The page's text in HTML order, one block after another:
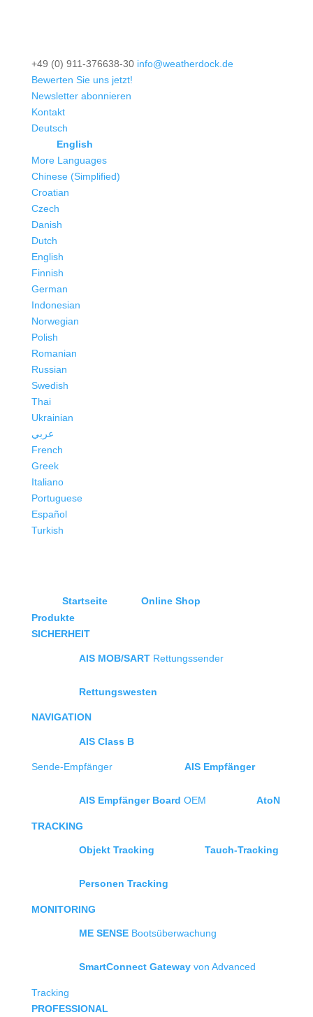
+49 (0) 911-376638-30 info@weatherdock.de
Bewerten Sie uns jetzt!
Newsletter abonnieren
Kontakt
Deutsch
English
More Languages
Chinese (Simplified)
Croatian
Czech
Danish
Dutch
English
Finnish
German
Indonesian
Norwegian
Polish
Romanian
Russian
Swedish
Thai
Ukrainian
عربي
French
Greek
Italiano
Portuguese
Español
Turkish
Startseite
Online Shop
Produkte
SICHERHEIT
AIS MOB/SARTRettungssender
Rettungswesten
NAVIGATION
AIS Class B
Sende-Empfänger AIS Empfänger
AIS Empfänger Board OEM AtoN
TRACKING
Objekt Tracking Tauch-Tracking
Personen Tracking
MONITORING
ME SENSEBootsüberwachung
SmartConnect Gatewayvon Advanced
Tracking
PROFESSIONAL